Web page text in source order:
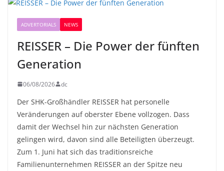
ADVERTORIALS NEWS
REISSER – Die Power der fünften
Generation
06/08/2026 dc
Der SHK-Großhändler REISSER hat personelle
Veränderungen auf oberster Ebene vollzogen. Dass
damit der Wechsel hin zur nächsten Generation
gelingen wird, davon sind alle Beteiligten überzeugt.
Zum 1. Juni hat sich das traditionsreiche
Familienunternehmen REISSER an der Spitze neu